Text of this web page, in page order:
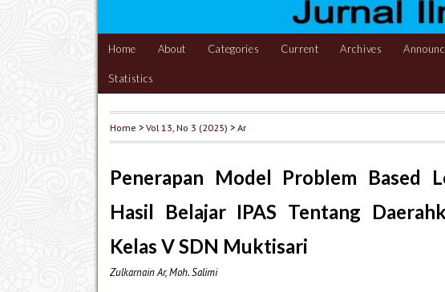
Home About Categories Current Archives
Statistics
Home >Vol 13, No 3 (2025) >Ar
Penerapan Model Problem Based
Hasil Belajar IPAS Tentang
Kelas V SDN Muktisari
Zulkarnain Ar, Moh. Salimi